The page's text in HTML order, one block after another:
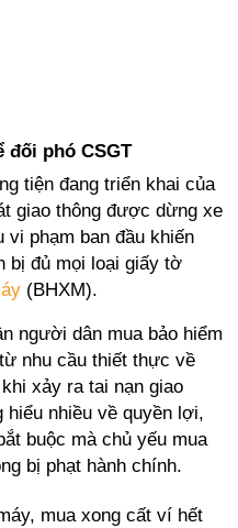
đối phó CSGT
tiện đang triển khai của
giao thông được dừng xe
vi phạm ban đầu khiến
bị đủ mọi loại giấy tờ
(BHXM).
người dân mua bảo hiểm
nhu cầu thiết thực về
xảy ra tai nạn giao
hiểu nhiều về quyền lợi,
buộc mà chủ yếu mua
bị phạt hành chính.